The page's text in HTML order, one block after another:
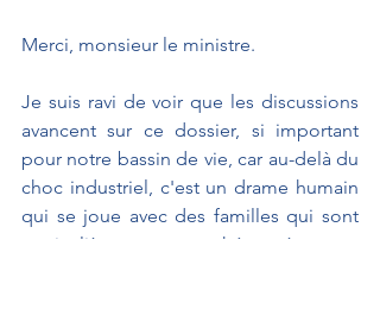
Merci, monsieur le ministre.
Je suis ravi de voir que les discussions
avancent sur ce dossier, si important
pour notre bassin de vie, car au-delà du
choc industriel, c'est un drame humain
qui se joue avec des familles qui sont
particulièrement attachées à cette